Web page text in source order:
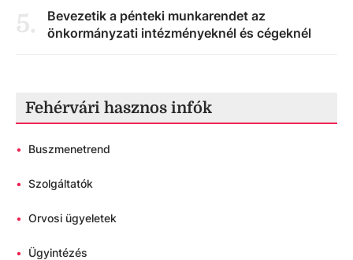
5.
Bevezetik a pénteki munkarendet az
önkormányzati intézményeknél és cégeknél
Fehérvári hasznos infók
• Buszmenetrend
• Szolgáltatók
• Orvosi ügyeletek
• Ügyintézés